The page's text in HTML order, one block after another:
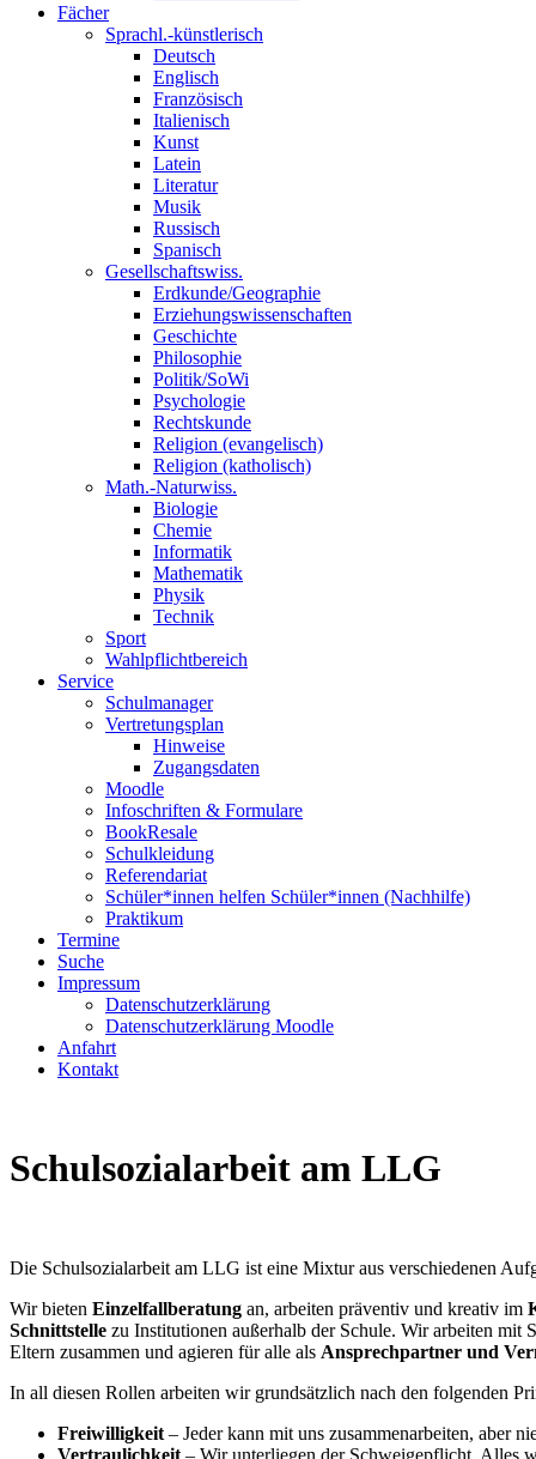
Fächer
Sprachl.-künstlerisch
Deutsch
Englisch
Französisch
Italienisch
Kunst
Latein
Literatur
Musik
Russisch
Spanisch
Gesellschaftswiss.
Erdkunde/Geographie
Erziehungswissenschaften
Geschichte
Philosophie
Politik/SoWi
Psychologie
Rechtskunde
Religion (evangelisch)
Religion (katholisch)
Math.-Naturwiss.
Biologie
Chemie
Informatik
Mathematik
Physik
Technik
Sport
Wahlpflichtbereich
Service
Schulmanager
Vertretungsplan
Hinweise
Zugangsdaten
Moodle
Infoschriften & Formulare
BookResale
Schulkleidung
Referendariat
Schüler*innen helfen Schüler*innen (Nachhilfe)
Praktikum
Termine
Suche
Impressum
Datenschutzerklärung
Datenschutzerklärung Moodle
Anfahrt
Kontakt
Schulsozialarbeit am LLG
Die Schulsozialarbeit am LLG ist eine Mixtur aus verschiedenen
Wir bieten Einzelfallberatung an, arbeiten präventiv und kreativ im
Schnittstelle zu Institutionen außerhalb der Schule. Wir arbeiten mit
Eltern zusammen und agieren für alle als Ansprechpartner und
In all diesen Rollen arbeiten wir grundsätzlich nach den folgenden
Freiwilligkeit – Jeder kann mit uns zusammenarbeiten, aber
Vertraulichkeit – Wir unterliegen der Schweigepflicht. Alles